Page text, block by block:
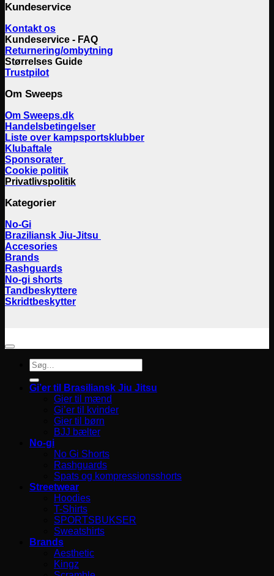
Kundeservice
Kontakt os
Kundeservice - FAQ
Returnering/ombytning
Størrelses Guide
Trustpilot
Om Sweeps
Om Sweeps.dk
Handelsbetingelser
Liste over kampsportsklubber
Klubaftale
Sponsorater
Cookie politik
Privatlivspolitik
Kategorier
No-Gi
Braziliansk Jiu-Jitsu
Accesories
Brands
Rashguards
No-gi shorts
Tandbeskyttere
Skridtbeskytter
Søg
efter:
Gi’er til Brasiliansk Jiu Jitsu
Gier til mænd
Gi’er til kvinder
Gier til børn
BJJ bælter
No-gi
No Gi Shorts
Rashguards
Spats og kompressionsshorts
Streetwear
Hoodies
T-Shirts
SPORTSBUKSER
Sweatshirts
Brands
Aesthetic
Kingz